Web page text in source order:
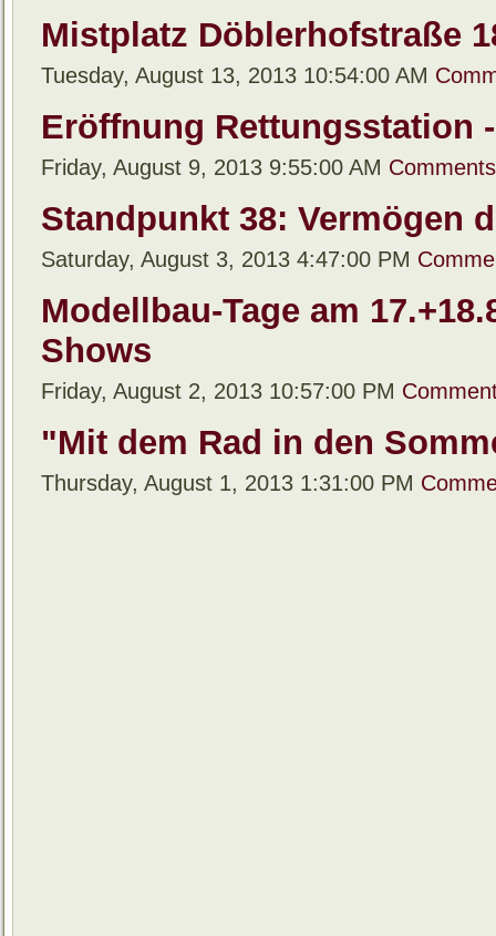
Mistplatz Döblerhofstraße
Tuesday, August 13, 2013 10:54:00 AM
Eröffnung Rettungsstation
Friday, August 9, 2013 9:55:00 AM
Standpunkt 38: Vermögen
Saturday, August 3, 2013 4:47:00 PM
Modellbau-Tage am
Shows
Friday, August 2, 2013 10:57:00 PM
"Mit dem Rad in den
Thursday, August 1, 2013 1:31:00 PM